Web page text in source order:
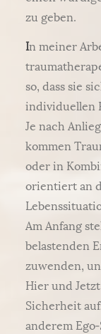
zu geben.
In meiner
so, dass sie
individuellen
Je nach
kommen
oder in
orientiert an
Am Anfang
belastenden
zuwenden,
Hier und
Sicherheit
anderem